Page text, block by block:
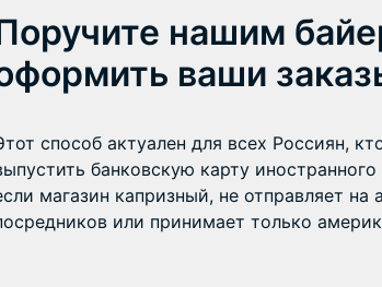
нашим
ваши
способ актуален для всех Россиян,
банковскую карту
магазин капризный, не отправляет на
или принимает только